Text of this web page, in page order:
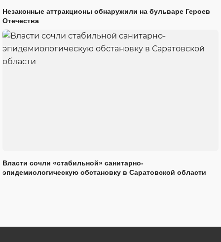
Незаконные аттракционы обнаружили на бульваре Героев
Отечества
Власти сочли «стабильной» санитарно-
эпидемиологическую обстановку в Саратовской области